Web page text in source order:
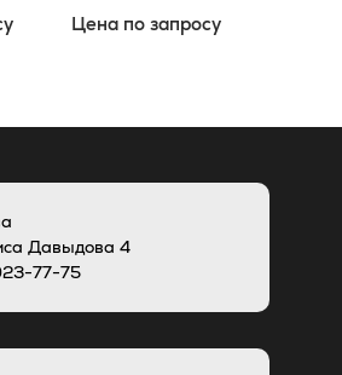
Цена по запросу
Давыдова 4
77-75